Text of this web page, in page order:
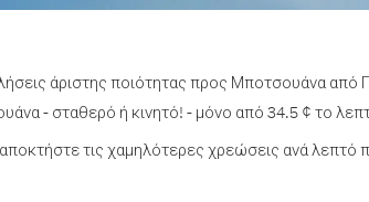
άριστης ποιότητας προς Μποτσουάνα από
- σταθερό ή κινητό! - μόνο από 34.5 ¢ το
τις χαμηλότερες χρεώσεις ανά